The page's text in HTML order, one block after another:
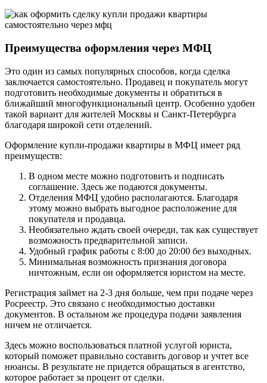
Преимущества оформления через МФЦ
Это один из самых популярных способов, когда сделка
заключается самостоятельно. Продавец и покупатель могут
подготовить необходимые документы и обратиться в
ближайший многофункциональный центр. Особенно удобен
такой вариант для жителей Москвы и Санкт-Петербурга
благодаря широкой сети отделений.
Оформление купли-продажи квартиры в МФЦ имеет ряд
преимуществ:
В одном месте можно подготовить и подписать
соглашение. Здесь же подаются документы.
Отделения МФЦ удобно располагаются. Благодаря
этому можно выбрать выгодное расположение для
покупателя и продавца.
Необязательно ждать своей очереди, так как существует
возможность предварительной записи.
Удобный график работы с 8:00 до 20:00 без выходных.
Минимальная возможность признания договора
ничтожным, если он оформляется юристом на месте.
Регистрация займет на 2-3 дня больше, чем при подаче через
Росреестр. Это связано с необходимостью доставки
документов. В остальном же процедура подачи заявления
ничем не отличается.
Здесь можно воспользоваться платной услугой юриста,
который поможет правильно составить договор и учтет все
нюансы. В результате не придется обращаться в агентство,
которое работает за процент от сделки.